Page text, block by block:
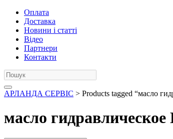
Оплата
Доставка
Новини і статті
Відео
Партнери
Контакти
АРЛАНДА СЕРВІС > Products tagged “масло
масло гидравлическое